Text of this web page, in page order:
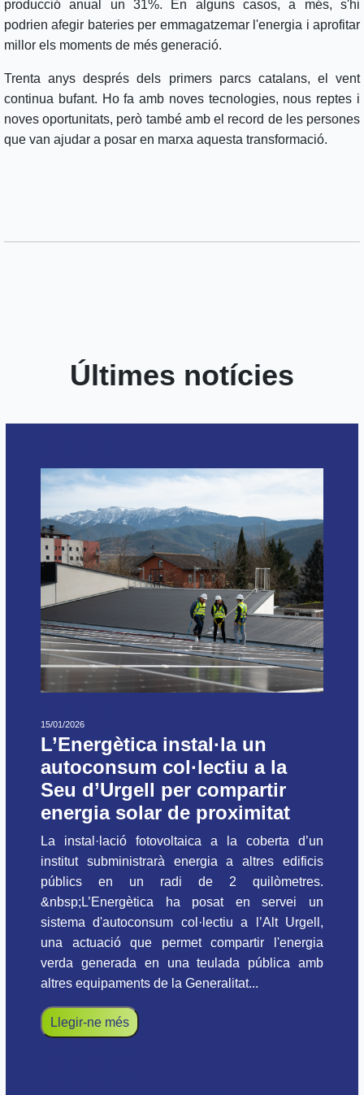
producció anual un 31%. En alguns casos, a més, s'hi
podrien afegir bateries per emmagatzemar l'energia i aprofitar
millor els moments de més generació.
Trenta anys després dels primers parcs catalans, el vent
continua bufant. Ho fa amb noves tecnologies, nous reptes i
noves oportunitats, però també amb el record de les persones
que van ajudar a posar en marxa aquesta transformació.
Últimes notícies
15/01/2026
L’Energètica instal·la un
autoconsum col·lectiu a la
Seu d’Urgell per compartir
energia solar de proximitat
La instal·lació fotovoltaica a la coberta d’un
institut subministrarà energia a altres edificis
públics en un radi de 2 quilòmetres.
&nbsp;L’Energètica ha posat en servei un
sistema d'autoconsum col·lectiu a l’Alt Urgell,
una actuació que permet compartir l'energia
verda generada en una teulada pública amb
altres equipaments de la Generalitat...
Llegir-ne més